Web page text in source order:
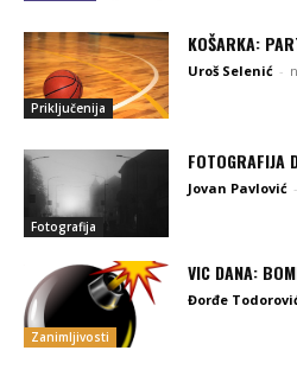
Priključenija
KOŠARKA:
Uroš Selenić -
Fotografija
FOTOGRAFIJA
Jovan Pavlović -
Zanimljivosti
VIC DANA:
Đorđe